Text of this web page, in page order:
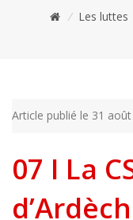
/ Les luttes
Article publié le 31 août
07 I La